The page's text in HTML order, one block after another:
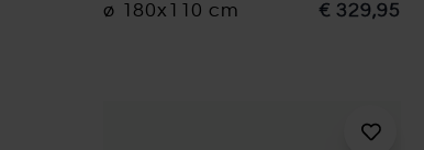
ø 180x110 cm € 329,95